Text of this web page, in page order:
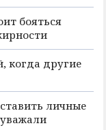
бояться
когда другие
личные